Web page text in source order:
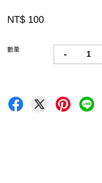
NT$ 100
數量
-